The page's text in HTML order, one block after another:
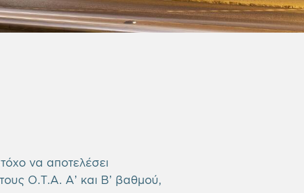
να αποτελέσει
Ο.Τ.Α. Α’ και Β’ βαθμού,